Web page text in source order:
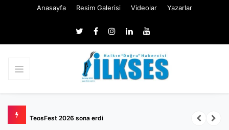
Anasayfa Resim Galerisi Videolar Yazarlar
TeosFest 2026 sona erdi